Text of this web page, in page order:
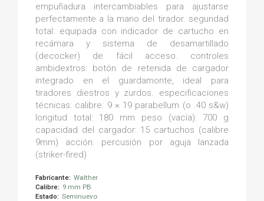
empuñadura intercambiables para ajustarse
perfectamente a la mano del tirador. seguridad
total: equipada con indicador de cartucho en
recámara y sistema de desamartillado
(decocker) de fácil acceso. controles
ambidextros: botón de retenida de cargador
integrado en el guardamonte, ideal para
tiradores diestros y zurdos. especificaciones
técnicas: calibre: 9 × 19 parabellum (o .40 s&w)
longitud total: 180 mm peso (vacía): 700 g
capacidad del cargador: 15 cartuchos (calibre
9mm) acción: percusión por aguja lanzada
(striker-fired)
Fabricante: Walther
Calibre: 9 mm PB
Estado: Seminuevo